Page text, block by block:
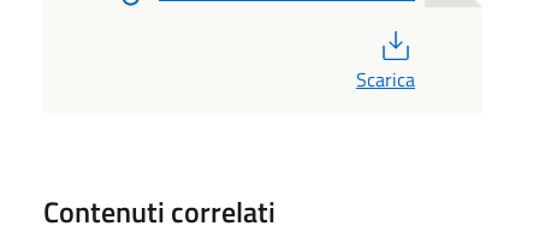
Scarica
Contenuti correlati